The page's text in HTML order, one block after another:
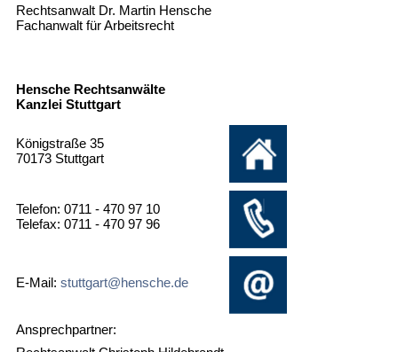
Rechtsanwalt Dr. Martin Hensche
Fachanwalt für Arbeitsrecht
Hensche Rechtsanwälte
Kanzlei Stuttgart
Königstraße 35
70173 Stuttgart
Telefon: 0711 - 470 97 10
Telefax: 0711 - 470 97 96
E-Mail: stuttgart@hensche.de
Ansprechpartner: